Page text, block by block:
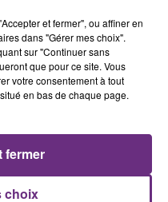
REIMS FERME
du centre-ville
est contraint de
11h25
11h25
et fermer", ou affiner en
dans "Gérer mes choix".
sur "Continuer sans
que pour ce site. Vous
votre consentement à tout
en bas de chaque page.
choix
fermer